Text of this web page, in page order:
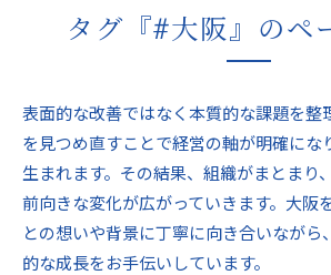
タグ『#大阪』のペ
表面的な改善ではなく本質的な課題を整
を見つめ直すことで経営の軸が明確にな
生まれます。その結果、組織がまとまり
前向きな変化が広がっていきます。大阪
との想いや背景に丁寧に向き合いながら
的な成長をお手伝いしています。